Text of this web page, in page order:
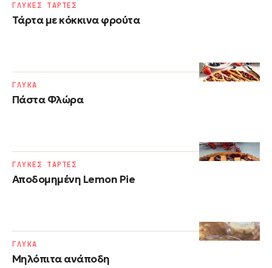
Τάρτα με κόκκινα φρούτα
ΓΛΥΚΕΣ ΤΑΡΤΕΣ
Πάστα Φλώρα
ΓΛΥΚΑ
Αποδομημένη Lemon Pie
ΓΛΥΚΕΣ ΤΑΡΤΕΣ
Μηλόπιτα ανάποδη
ΓΛΥΚΑ